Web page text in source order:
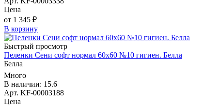
Цена
от 1 345 ₽
В корзину
Быстрый просмотр
Пеленки Сени софт нормал 60х60 №10 гигиен. Белла
Белла
Много
В наличии: 15.6
Арт. KF-00003188
Цена